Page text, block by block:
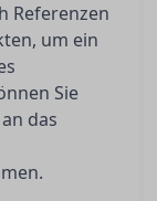
Referenzen
um ein
Sie
das